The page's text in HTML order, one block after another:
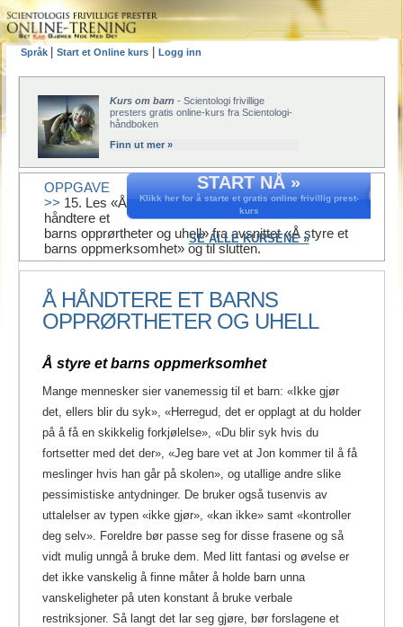
Språk Start et Online kurs Logg inn
Kurs om barn - Scientologi frivillige
presters gratis online-kurs fra Scientologi-
håndboken
Finn ut mer »
START NÅ »
Klikk her for å starte et gratis online frivillig prest-
kurs
SE ALLE KURSENE »
OPPGAVE
>> 15. Les «Å
håndtere et
barns opprørtheter og uhell» fra avsnittet «Å styre et
barns oppmerksomhet» og til slutten.
Å HÅNDTERE ET BARNS
OPPRØRTHETER OG UHELL
Å styre et barns oppmerksomhet
Mange mennesker sier vanemessig til et barn: «Ikke gjør
det, ellers blir du syk», «Herregud, det er opplagt at du holder
på å få en skikkelig forkjølelse», «Du blir syk hvis du
fortsetter med det der», «Jeg bare vet at Jon kommer til å få
meslinger hvis han går på skolen», og utallige andre slike
pessimistiske antydninger. De bruker også tusenvis av
uttalelser av typen «ikke gjør», «kan ikke» samt «kontroller
deg selv». Foreldre bør passe seg for disse frasene og så
vidt mulig unngå å bruke dem. Med litt fantasi og øvelse er
det ikke vanskelig å finne måter å holde barn unna
vanskeligheter på uten konstant å bruke verbale
restriksjoner. Så langt det lar seg gjøre, bør forslagene et